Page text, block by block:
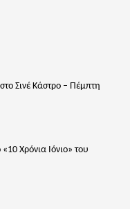
Σινέ Κάστρο – Πέμπτη
Χρόνια Ιόνιο» του